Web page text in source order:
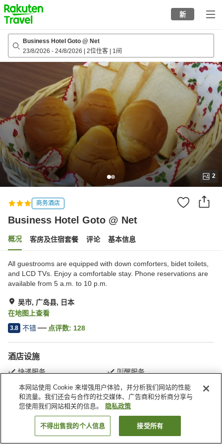
to
top
page
新
Business Hotel Goto @ Net
23/8/2026 - 24/8/2026 2位住客 1间
2
商务酒店
Business Hotel Goto @ Net
概况 客房及住宿套餐 评论 基本信息
All guestrooms are equipped with down comforters, bidet toilets,
and LCD TVs. Enjoy a comfortable stay. Phone reservations are
available from 5 a.m. to 10 p.m.
吴市, 广岛县, 日本
在地图上查看
3.8 不错 点评数: 128
酒店设施
快递服务
叫醒服务
首页 日本 广岛县 吴市 Business Hotel Goto @ Net
搜索客房
本网站使用 Cookie 来增强用户体验，并分析我们网站的性能
和流量。我们还会与合作的社交媒体、广告商和分析商分享与
您使用我们网站相关的信息。
隐私政策
不得出售我的个人信息 接受所有